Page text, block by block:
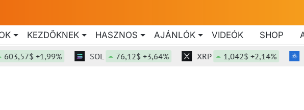
KEZDŐKNEK HASZNOS AJÁNLÓK VIDEÓK SHOP
+1,99% SOL 76,12$ +3,64% XRP 1,042$ +2,14% ADA